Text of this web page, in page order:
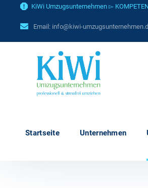
KiWi Umzugsunternehmen ▻
Email: info@kiwi-
Startseite Unternehmen